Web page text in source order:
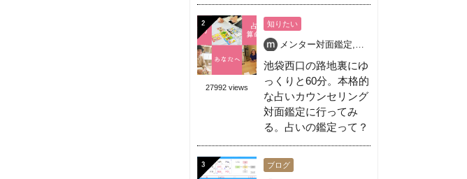
27992 views
知りたい
メンター対面鑑定
池袋西口の路地裏にゆ
っくりと60分。本格的
な占いカウンセリング
対面鑑定に行ってみ
る。占いの鑑定って？
ブログ